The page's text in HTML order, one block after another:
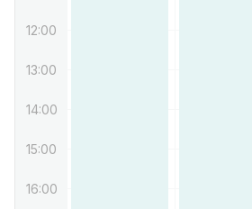
12:00
13:00
14:00
15:00
16:00